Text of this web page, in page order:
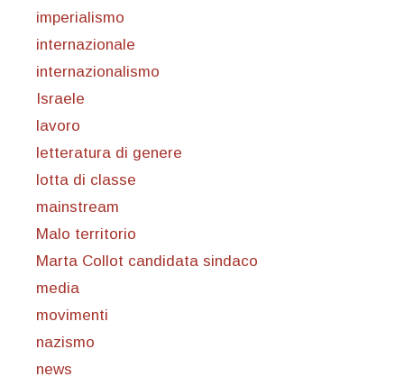
imperialismo
internazionale
internazionalismo
Israele
lavoro
letteratura di genere
lotta di classe
mainstream
Malo territorio
Marta Collot candidata sindaco
media
movimenti
nazismo
news